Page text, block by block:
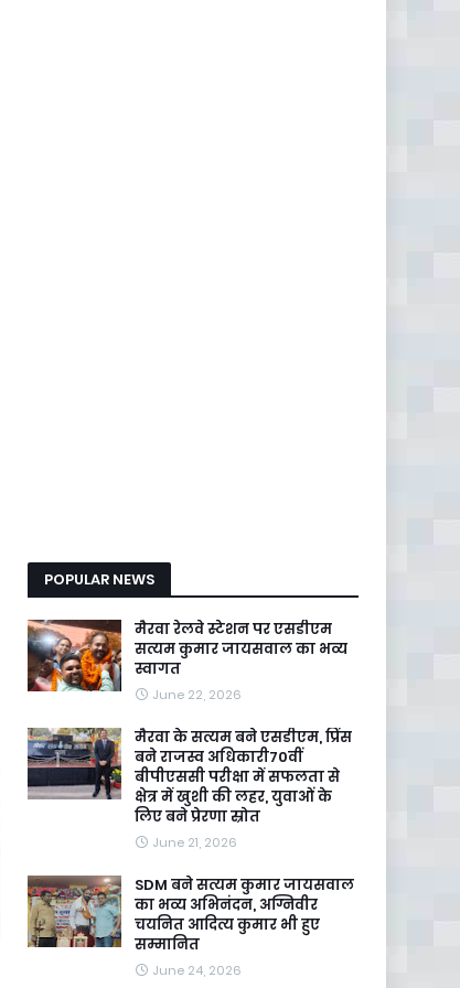
POPULAR NEWS
मैरवा रेलवे स्टेशन पर एसडीएम
सत्यम कुमार जायसवाल का भव्य
स्वागत
June 22, 2026
मैरवा के सत्यम बने एसडीएम, प्रिंस
बने राजस्व अधिकारी70वीं
बीपीएससी परीक्षा में सफलता से
क्षेत्र में खुशी की लहर, युवाओं के
लिए बने प्रेरणा स्रोत
June 21, 2026
SDM बने सत्यम कुमार जायसवाल
का भव्य अभिनंदन, अग्निवीर
चयनित आदित्य कुमार भी हुए
सम्मानित
June 24, 2026